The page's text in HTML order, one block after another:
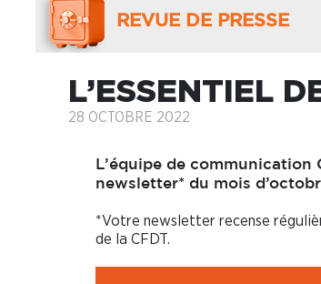
REVUE DE PRESSE
L’ESSENTIEL
28 OCTOBRE 2022
L’équipe de
newsletter* du mois
*Votre newsletter recense
de la CFDT.